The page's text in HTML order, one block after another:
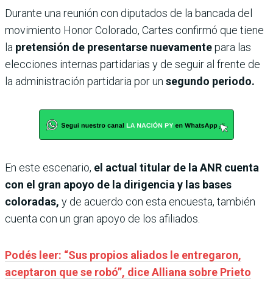
Durante una reunión con diputados de la bancada del
movimiento Honor Colorado, Cartes confirmó que tiene
la pretensión de presentarse nuevamentepara las
elecciones internas partidarias y de seguir al frente de
la administración partidaria por un segundo periodo.
En este escenario, el actual titular de la ANR cuenta
con el gran apoyo de la dirigencia y las bases
coloradas, y de acuerdo con esta encuesta, también
cuenta con un gran apoyo de los afiliados.
Podés leer: “Sus propios aliados le entregaron,
aceptaron que se robó”, dice Alliana sobre Prieto